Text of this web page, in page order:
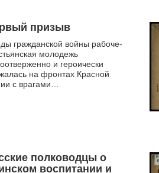
призыв
гражданской войны рабоче-
молодежь
и героически
на фронтах Красной
с врагами
полководцы о
воспитании и